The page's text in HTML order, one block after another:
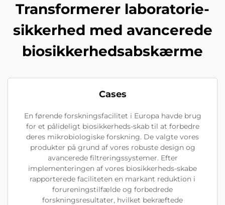
Transformerer laboratorie-
sikkerhed med avancerede
biosikkerhedsabskærme
Cases
En førende forskningsfacilitet i Europa havde brug
for et pålideligt biosikkerheds-skab til at forbedre
deres mikrobiologiske forskning. De valgte vores
produkter på grund af vores robuste design og
avancerede filtreringssystemer. Efter
implementeringen af vores biosikkerheds-skabe
rapporterede faciliteten en markant reduktion i
forureningstilfælde og forbedrede
forskningsresultater, hvilket bekræftede